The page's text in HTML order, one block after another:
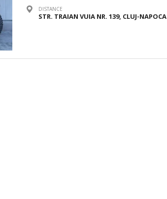
DISTANCE
STR. TRAIAN VUIA NR. 139, CLUJ-NAPOCA